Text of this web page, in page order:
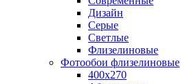
Дизайн
Серые
Светлые
Флизелиновые
Фотообои флизелиновые
400х270